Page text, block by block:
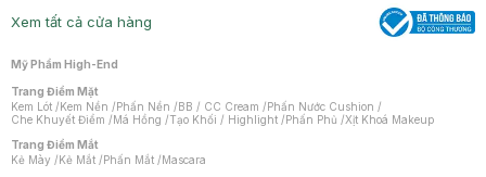
Xem tất cả cửa hàng
Mỹ Phẩm High-End
Trang Điểm Mặt
Kem Lót /Kem Nền /Phấn Nền /BB / CC Cream /Phấn Nước Cushion /
Che Khuyết Điểm /Má Hồng /Tạo Khối / Highlight /Phấn Phủ /Xịt Khoá Makeup
Trang Điểm Mắt
Kẻ Mày /Kẻ Mắt /Phấn Mắt /Mascara